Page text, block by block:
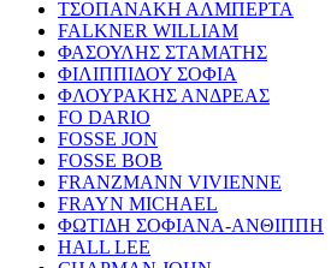
ΤΣΟΠΑΝΑΚΗ ΑΛΜΠΕΡΤΑ
FALKNER WILLIAM
ΦΑΣΟΥΛΗΣ ΣΤΑΜΑΤΗΣ
ΦΙΛΙΠΠΙΔΟΥ ΣΟΦΙΑ
ΦΛΟΥΡΑΚΗΣ ΑΝΔΡΕΑΣ
FO DARIO
FOSSE JON
FOSSE BOB
FRANZMANN VIVIENNE
FRAYN MICHAEL
ΦΩΤΙΔΗ ΣΟΦΙΑΝΑ-ΑΝΘΙΠΠΗ
HALL LEE